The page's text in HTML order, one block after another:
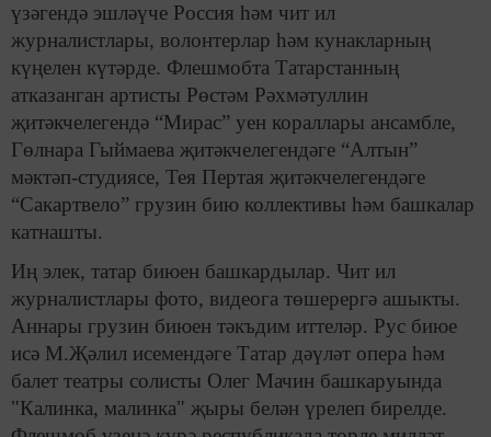
үзәгендә эшләүче Россия һәм чит ил
журналистлары, волонтерлар һәм кунакларның
күңелен күтәрде. Флешмобта Татарстанның
атказанган артисты Рөстәм Рәхмәтуллин
җитәкчелегендә “Мирас” уен кораллары ансамбле,
Гөлнара Гыймаева җитәкчелегендәге “Алтын”
мәктәп-студиясе, Тея Пертая җитәкчелегендәге
“Сакартвело” грузин бию коллективы һәм башкалар
катнашты.
Иң элек, татар биюен башкардылар. Чит ил
журналистлары фото, видеога төшерергә ашыкты.
Аннары грузин биюен тәкъдим иттеләр. Рус биюе
исә М.Җәлил исемендәге Татар дәүләт опера һәм
балет театры солисты Олег Мачин башкаруында
"Калинка, малинка" җыры белән үрелеп бирелде.